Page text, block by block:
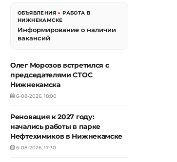
ОБЪЯВЛЕНИЯ »РАБОТА В
НИЖНЕКАМСКЕ
Информирование о наличии
вакансий
Олег Морозов встретился с
председателями СТОС
Нижнекамска
6-08-2026, 18:00
Реновация к 2027 году:
начались работы в парке
Нефтехимиков в Нижнекамске
6-08-2026, 17:30